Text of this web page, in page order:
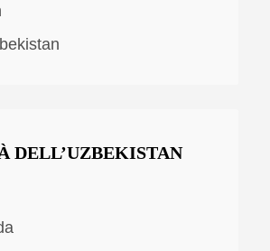
DELL’UZBEKISTAN